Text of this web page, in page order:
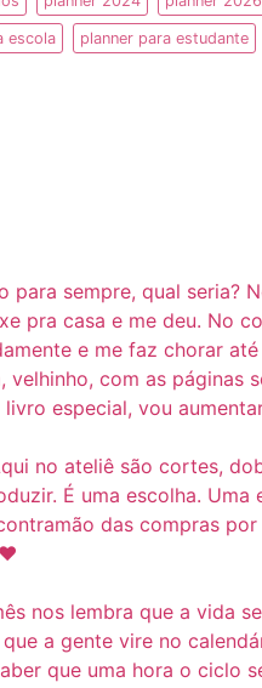
escola planner para estudante